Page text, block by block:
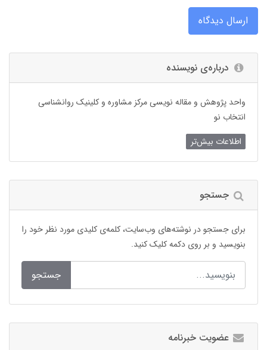
ارسال دیدگاه
درباره‌ی نویسنده
واحد پژوهش و مقاله نویسی مرکز مشاوره و کلینیک روانشناسی
انتخاب نو
اطلاعات بیش‌تر
جستجو
برای جستجو در نوشته‌های وب‌سایت، کلمه‌ی کلیدی مورد نظر خود را
بنویسید و بر روی دکمه کلیک کنید.
جستجو
عضویت خبرنامه